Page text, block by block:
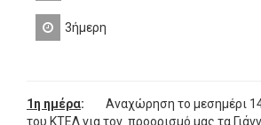
3ήμερη
1η ημέρα: Αναχώρηση το μεσημέρι
του ΚΤΕΛ για τον προορισμό μας τα